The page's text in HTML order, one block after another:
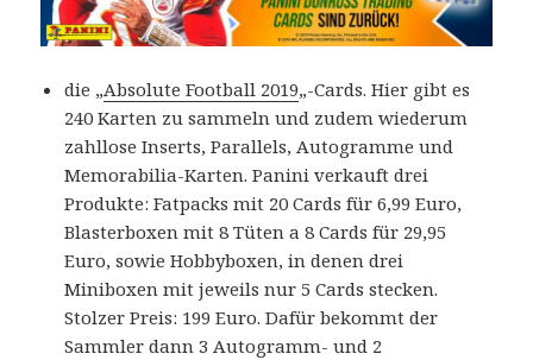
die „Absolute Football 2019„-Cards. Hier gibt es
240 Karten zu sammeln und zudem wiederum
zahllose Inserts, Parallels, Autogramme und
Memorabilia-Karten. Panini verkauft drei
Produkte: Fatpacks mit 20 Cards für 6,99 Euro,
Blasterboxen mit 8 Tüten a 8 Cards für 29,95
Euro, sowie Hobbyboxen, in denen drei
Miniboxen mit jeweils nur 5 Cards stecken.
Stolzer Preis: 199 Euro. Dafür bekommt der
Sammler dann 3 Autogramm- und 2